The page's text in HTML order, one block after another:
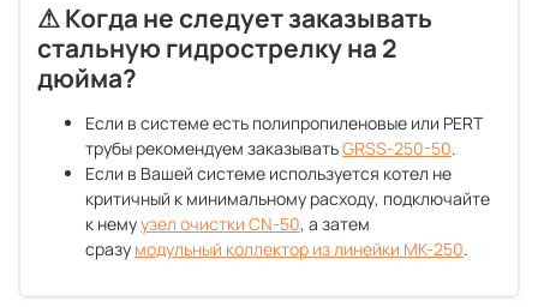
⚠ Когда не следует заказывать
стальную гидрострелку на 2
дюйма?
Если в системе есть полипропиленовые или PERT
трубы рекомендуем заказыватьGRSS-250-50.
Если в Вашей системе используется котел не
критичный к минимальному расходу, подключайте
к немуузел очистки CN-50, а затем
сразу модульный коллектор из линейки MK-250.